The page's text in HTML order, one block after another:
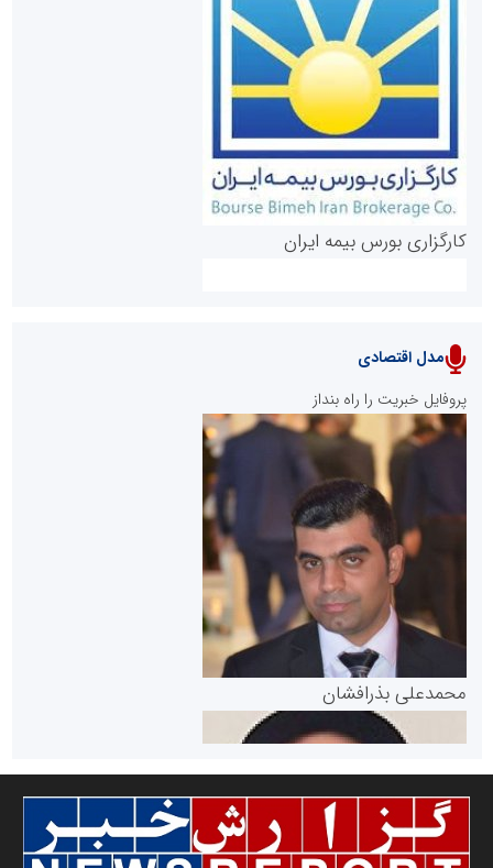
روابط عمومی خبرگزاری گزارش خبر
پایگاه خبری نهضت ملی مسکن
پایگاه خبری گفتمان یزد
کارگزاری بورس بیمه ایران
سازمان بورس و اوراق بهادار
مرجع اخبار موثق در بازارسرمایه
مدل اقتصادی
پروفایل خبریت را راه بنداز
محمدعلی بذرافشان